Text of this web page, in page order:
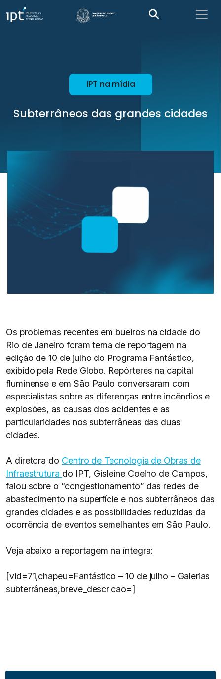
IPT na mídia
Subterrâneos das grandes cidades
Os problemas recentes em bueiros na cidade do
Rio de Janeiro foram tema de reportagem na
edição de 10 de julho do Programa Fantástico,
exibido pela Rede Globo. Repórteres na capital
fluminense e em São Paulo conversaram com
especialistas sobre as diferenças entre incêndios e
explosões, as causas dos acidentes e as
particularidades nos subterrâneas das duas
cidades.
A diretora do Centro de Tecnologia de Obras de
Infraestrutura do IPT, Gisleine Coelho de Campos,
falou sobre o “congestionamento” das redes de
abastecimento na superfície e nos subterrâneos das
grandes cidades e as possibilidades reduzidas da
ocorrência de eventos semelhantes em São Paulo.
Veja abaixo a reportagem na íntegra:
[vid=71,chapeu=Fantástico – 10 de julho – Galerias
subterrâneas,breve_descricao=]